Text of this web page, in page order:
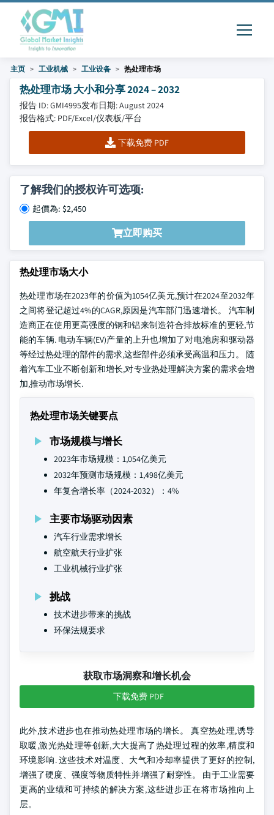
主页 工业机械 工业设备 热处理市场
热处理市场 大小和分享 2024 – 2032
报告 ID: GMI4995发布日期: August 2024
报告格式: PDF/Excel/仪表板/平台
下载免费 PDF
了解我们的授权许可选项:
起價為: $2,450
立即购买
热处理市场大小
热处理市场在2023年的价值为1054亿美元,预计在2024至2032年
之间将登记超过4%的CAGR,原因是汽车部门迅速增长。 汽车制
造商正在使用更高强度的钢和铝来制造符合排放标准的更轻,节
能的车辆. 电动车辆(EV)产量的上升也增加了对电池房和驱动器
等经过热处理的部件的需求,这些部件必须承受高温和压力。 随
着汽车工业不断创新和增长,对专业热处理解决方案的需求会增
加,推动市场增长.
热处理市场关键要点
市场规模与增长
2023年市场规模：1,054亿美元
2032年预测市场规模：1,498亿美元
年复合增长率（2024-2032）：4%
主要市场驱动因素
汽车行业需求增长
航空航天行业扩张
工业机械行业扩张
挑战
技术进步带来的挑战
环保法规要求
获取市场洞察和增长机会
下载免费 PDF
此外,技术进步也在推动热处理市场的增长。 真空热处理,诱导
取暖,激光热处理等创新,大大提高了热处理过程的效率,精度和
环境影响. 这些技术对温度、大气和冷却率提供了更好的控制,
增强了硬度、强度等物质特性并增强了耐穿性。 由于工业需要
更高的业绩和可持续的解决方案,这些进步正在将市场推向上
层。